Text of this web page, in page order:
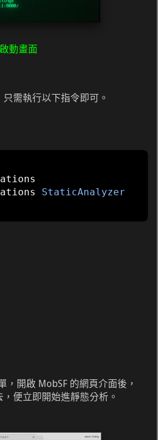
動畫面
需執行以下指令即可。
StaticAnalyzer
開啟 MobSF 的網頁介面後，
便立即開始進靜態分析。